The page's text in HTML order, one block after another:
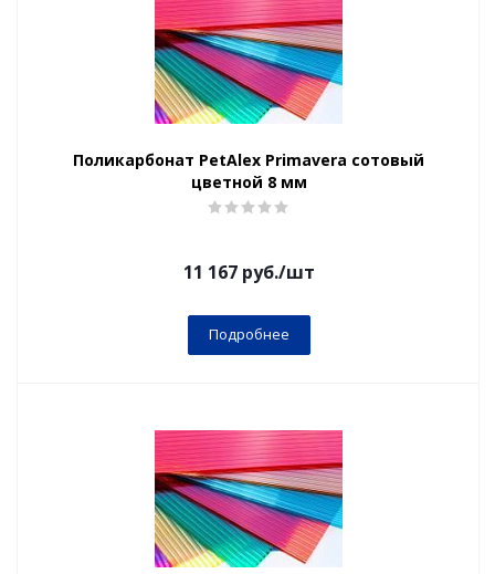
Поликарбонат PetAlex Primavera сотовый
цветной 8 мм
11 167руб./шт
Подробнее